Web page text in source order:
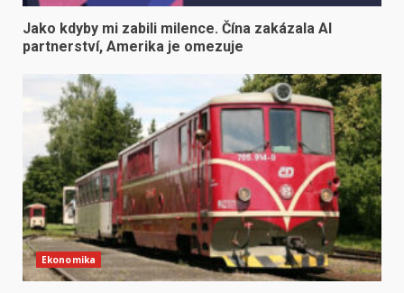
Jako kdyby mi zabili milence. Čína zakázala AI
partnerství, Amerika je omezuje
Ekonomika